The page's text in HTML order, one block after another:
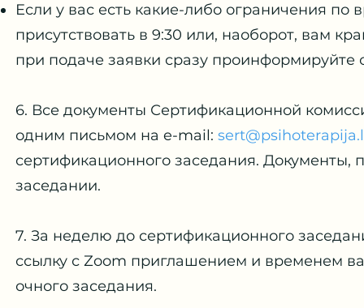
Если у вас есть какие-либо ограничения
присутствовать в 9:30 или, наоборот, вам
при подаче заявки сразу
6. Все документы Сертификационной
одним письмом на e-mail:
сертификационного заседания.
заседании.
7. За неделю до сертификационного
ссылку с Zoom приглашением и временем
очного заседания.